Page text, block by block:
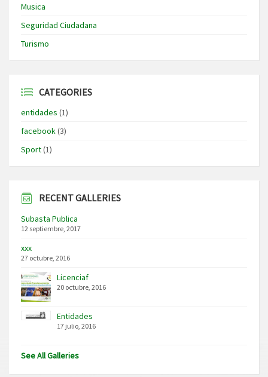
Musica
Seguridad Ciudadana
Turismo
CATEGORIES
entidades (1)
facebook(3)
Sport(1)
RECENT GALLERIES
Subasta Publica
12 septiembre, 2017
xxx
27 octubre, 2016
Licenciaf
20 octubre, 2016
Entidades
17 julio, 2016
See All Galleries